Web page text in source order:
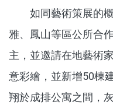
如同藝術策展的概
雅、鳳山等區公所合
主，並邀請在地藝術
意彩繪，並新增50棟
翔於成排公寓之間，